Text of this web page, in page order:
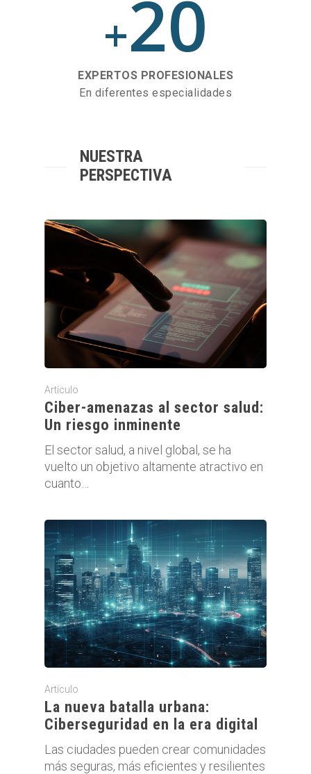
+20
EXPERTOS PROFESIONALES
En diferentes especialidades
NUESTRA
PERSPECTIVA
Artículo
Ciber-amenazas al sector salud:
Un riesgo inminente
El sector salud, a nivel global, se ha
vuelto un objetivo altamente atractivo en
cuanto…
Artículo
La nueva batalla urbana:
Ciberseguridad en la era digital
Las ciudades pueden crear comunidades
más seguras, más eficientes y resilientes